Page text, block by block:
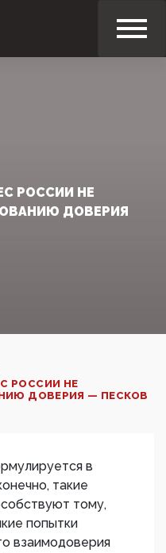
РОССИИ НЕ
ДОВЕРИЯ
РОССИИ НЕ
ДОВЕРИЯ — ПЕСКОВ
в
такие
тому,
попытки
взаимодоверия